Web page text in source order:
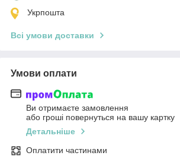
Укрпошта
Всі умови доставки
Умови оплати
Ви отримаєте замовлення
або гроші повернуться на вашу картку
Детальніше
Оплатити частинами